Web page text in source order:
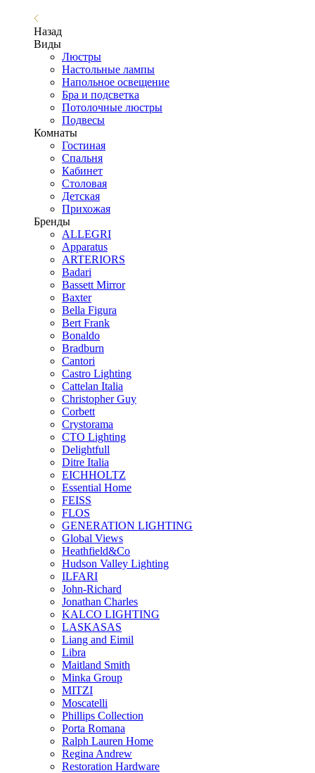
Назад
Виды
Люстры
Настольные лампы
Напольное освещение
Бра и подсветка
Потолочные люстры
Подвесы
Комнаты
Гостиная
Спальня
Кабинет
Столовая
Детская
Прихожая
Бренды
ALLEGRI
Apparatus
ARTERIORS
Badari
Bassett Mirror
Baxter
Bella Figura
Bert Frank
Bonaldo
Bradburn
Cantori
Castro Lighting
Cattelan Italia
Christopher Guy
Corbett
Crystorama
CTO Lighting
Delightfull
Ditre Italia
EICHHOLTZ
Essential Home
FEISS
FLOS
GENERATION LIGHTING
Global Views
Heathfield&Co
Hudson Valley Lighting
ILFARI
John-Richard
Jonathan Charles
KALCO LIGHTING
LASKASAS
Liang and Eimil
Libra
Maitland Smith
Minka Group
MITZI
Moscatelli
Phillips Collection
Porta Romana
Ralph Lauren Home
Regina Andrew
Restoration Hardware